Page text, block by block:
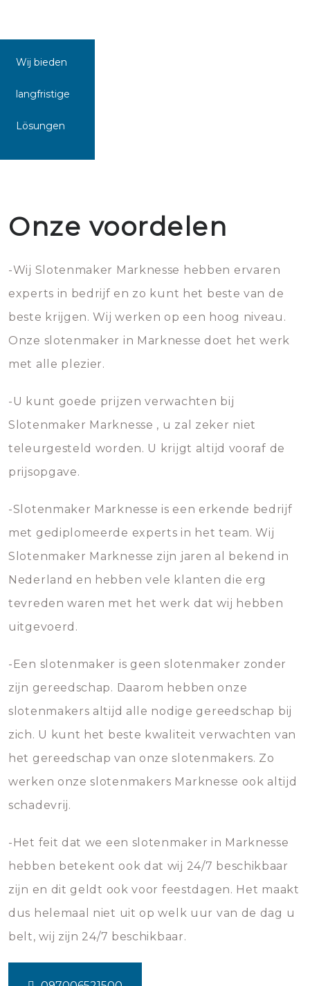
Wij bieden
langfristige
Lösungen
Onze voordelen
-Wij Slotenmaker Marknesse hebben ervaren
experts in bedrijf en zo kunt het beste van de
beste krijgen. Wij werken op een hoog niveau.
Onze slotenmaker in Marknesse doet het werk
met alle plezier.
-U kunt goede prijzen verwachten bij
Slotenmaker Marknesse , u zal zeker niet
teleurgesteld worden. U krijgt altijd vooraf de
prijsopgave.
-Slotenmaker Marknesse is een erkende bedrijf
met gediplomeerde experts in het team. Wij
Slotenmaker Marknesse zijn jaren al bekend in
Nederland en hebben vele klanten die erg
tevreden waren met het werk dat wij hebben
uitgevoerd.
-Een slotenmaker is geen slotenmaker zonder
zijn gereedschap. Daarom hebben onze
slotenmakers altijd alle nodige gereedschap bij
zich. U kunt het beste kwaliteit verwachten van
het gereedschap van onze slotenmakers. Zo
werken onze slotenmakers Marknesse ook altijd
schadevrij.
-Het feit dat we een slotenmaker in Marknesse
hebben betekent ook dat wij 24/7 beschikbaar
zijn en dit geldt ook voor feestdagen. Het maakt
dus helemaal niet uit op welk uur van de dag u
belt, wij zijn 24/7 beschikbaar.